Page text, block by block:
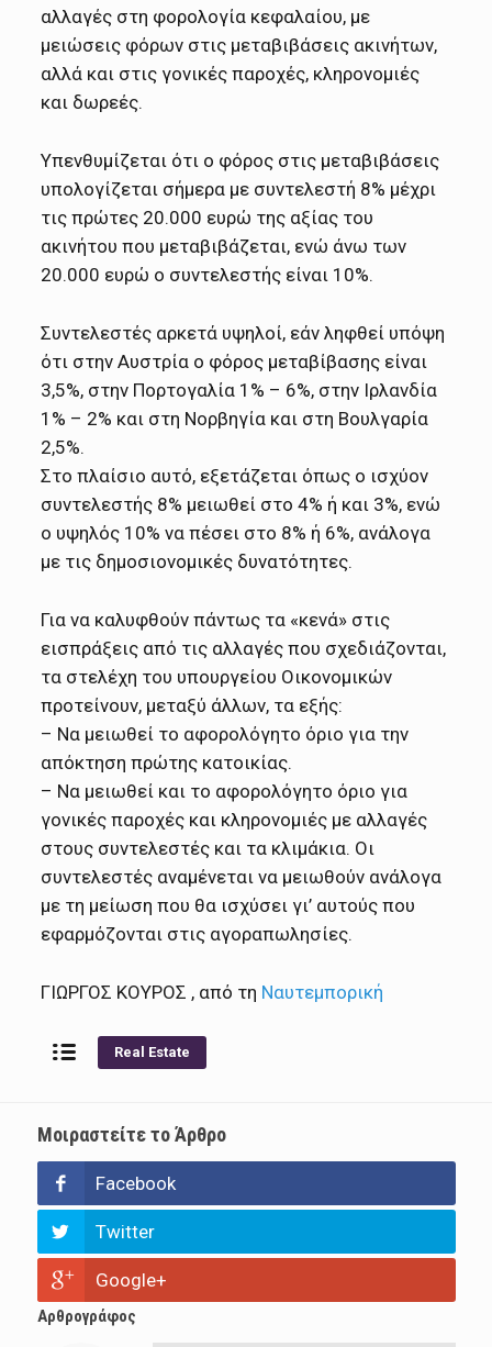
αλλαγές στη φορολογία κεφαλαίου, με
μειώσεις φόρων στις μεταβιβάσεις ακινήτων,
αλλά και στις γονικές παροχές, κληρονομιές
και δωρεές.
Υπενθυμίζεται ότι ο φόρος στις μεταβιβάσεις
υπολογίζεται σήμερα με συντελεστή 8% μέχρι
τις πρώτες 20.000 ευρώ της αξίας του
ακινήτου που μεταβιβάζεται, ενώ άνω των
20.000 ευρώ ο συντελεστής είναι 10%.
Συντελεστές αρκετά υψηλοί, εάν ληφθεί υπόψη
ότι στην Αυστρία ο φόρος μεταβίβασης είναι
3,5%, στην Πορτογαλία 1% – 6%, στην Ιρλανδία
1% – 2% και στη Νορβηγία και στη Βουλγαρία
2,5%.
Στο πλαίσιο αυτό, εξετάζεται όπως ο ισχύον
συντελεστής 8% μειωθεί στο 4% ή και 3%, ενώ
ο υψηλός 10% να πέσει στο 8% ή 6%, ανάλογα
με τις δημοσιονομικές δυνατότητες.
Για να καλυφθούν πάντως τα «κενά» στις
εισπράξεις από τις αλλαγές που σχεδιάζονται,
τα στελέχη του υπουργείου Οικονομικών
προτείνουν, μεταξύ άλλων, τα εξής:
– Να μειωθεί το αφορολόγητο όριο για την
απόκτηση πρώτης κατοικίας.
– Να μειωθεί και το αφορολόγητο όριο για
γονικές παροχές και κληρονομιές με αλλαγές
στους συντελεστές και τα κλιμάκια. Οι
συντελεστές αναμένεται να μειωθούν ανάλογα
με τη μείωση που θα ισχύσει γι’ αυτούς που
εφαρμόζονται στις αγοραπωλησίες.
ΓΙΩΡΓΟΣ ΚΟΥΡΟΣ , από τη Ναυτεμπορική
Real Estate
Μοιραστείτε το Άρθρο
Facebook
Twitter
Google+
Αρθρογράφος